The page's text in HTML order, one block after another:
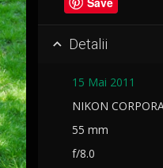
 Detalii
15 Mai 2011
NIKON
55 mm
f/8.0